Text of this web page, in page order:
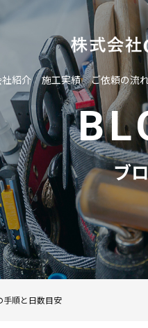
社紹介 施工実績 ご依頼の流
ブ
手順と日数目安